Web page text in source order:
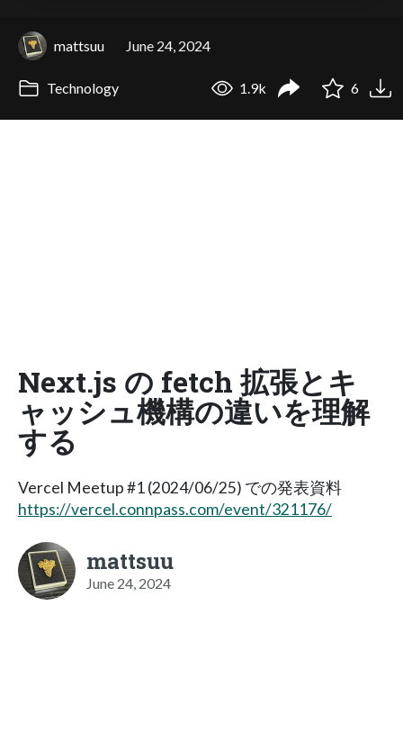
mattsuu June 24, 2024
Technology 1.9k 6
Next.js の fetch 拡張とキ
ャッシュ機構の違いを理解
する
Vercel Meetup #1 (2024/06/25) での発表資料
https://vercel.connpass.com/event/321176/
mattsuu
June 24, 2024